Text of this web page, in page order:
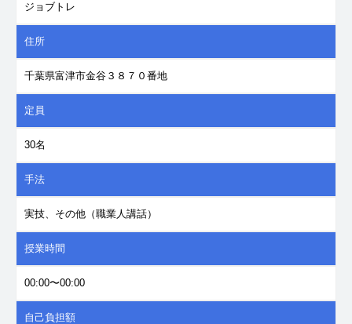
ジョブトレ
住所
千葉県富津市金谷３８７０番地
定員
30名
手法
実技、その他（職業人講話）
授業時間
00:00〜00:00
自己負担額